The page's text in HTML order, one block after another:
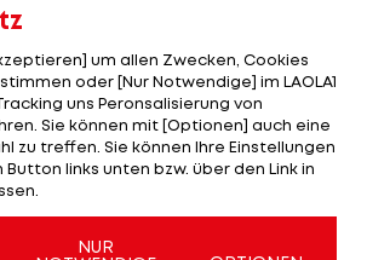
schwer nachzuspielen."
war beim vergangenen EM-
Verlängerung am späteren
gescheitert (1:2).
bei einer großen Männer-
Novum in der
um allen Zwecken, Cookies
oder [Nur Notwendige] im LAOLA1
uns Peronsalisierung von
Sie können mit [Optionen] auch eine
zu treffen. Sie können Ihre Einstellungen
links unten bzw. über den Link in
NUR